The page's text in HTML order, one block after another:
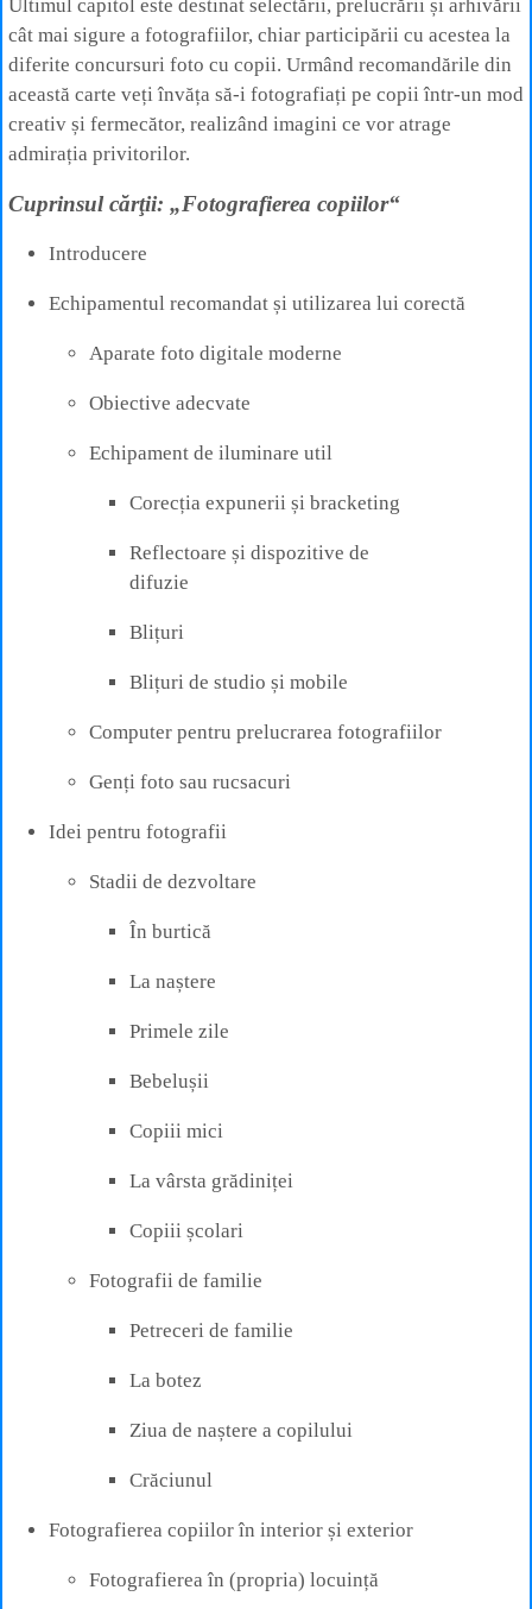
Ultimul capitol este destinat selectării, prelucrării și arhivării
cât mai sigure a fotografiilor, chiar participării cu acestea la
diferite concursuri foto cu copii. Urmând recomandările din
această carte veți învăța să-i fotografiați pe copii într-un mod
creativ și fermecător, realizând imagini ce vor atrage
admirația privitorilor.
Cuprinsul cărţii: „Fotografierea copiilor“
Introducere
Echipamentul recomandat și utilizarea lui corectă
Aparate foto digitale moderne
Obiective adecvate
Echipament de iluminare util
Corecția expunerii și bracketing
Reflectoare și dispozitive de
difuzie
Blițuri
Blițuri de studio și mobile
Computer pentru prelucrarea fotografiilor
Genți foto sau rucsacuri
Idei pentru fotografii
Stadii de dezvoltare
În burtică
La naștere
Primele zile
Bebelușii
Copiii mici
La vârsta grădiniței
Copiii școlari
Fotografii de familie
Petreceri de familie
La botez
Ziua de naștere a copilului
Crăciunul
Fotografierea copiilor în interior și exterior
Fotografierea în (propria) locuință